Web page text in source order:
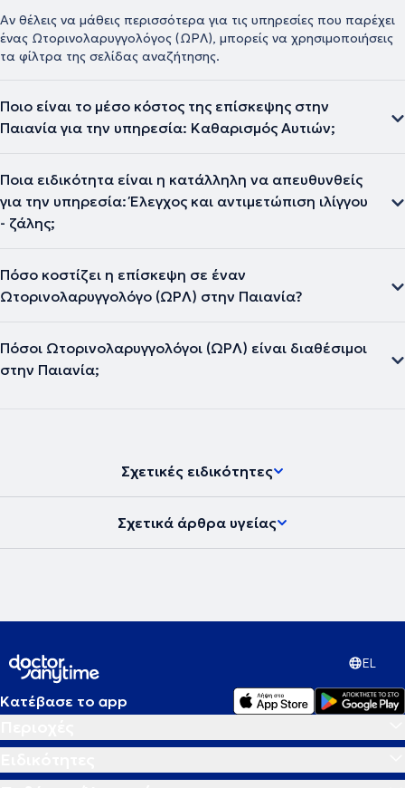
Αν θέλεις να μάθεις περισσότερα για τις υπηρεσίες που παρέχει
ένας Ωτορινολαρυγγολόγος (ΩΡΛ), μπορείς να χρησιμοποιήσεις
τα φίλτρα της σελίδας αναζήτησης.
Ποιο είναι το μέσο κόστος της επίσκεψης στην
Παιανία για την υπηρεσία: Καθαρισμός Αυτιών;
Ποια ειδικότητα είναι η κατάλληλη να απευθυνθείς
για την υπηρεσία: Έλεγχος και αντιμετώπιση ιλίγγου
- ζάλης;
Πόσο κοστίζει η επίσκεψη σε έναν
Ωτορινολαρυγγολόγο (ΩΡΛ) στην Παιανία?
Πόσοι Ωτορινολαρυγγολόγοι (ΩΡΛ) είναι διαθέσιμοι
στην Παιανία;
Σχετικές ειδικότητες
Σχετικά άρθρα υγείας
EL
Κατέβασε το app